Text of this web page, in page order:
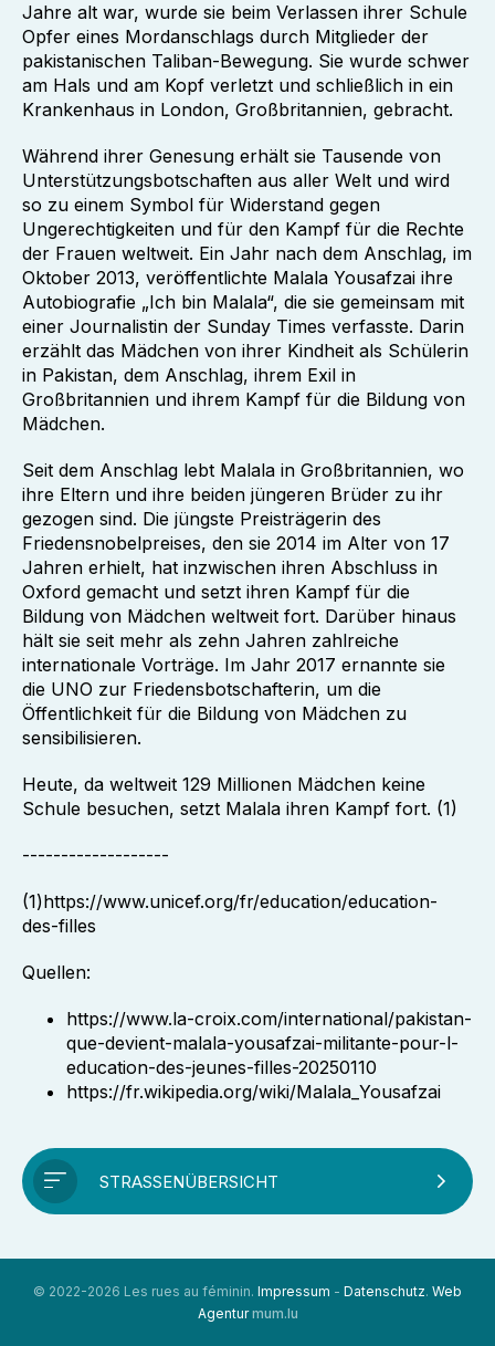
Jahre alt war, wurde sie beim Verlassen ihrer Schule
Opfer eines Mordanschlags durch Mitglieder der
pakistanischen Taliban-Bewegung. Sie wurde schwer
am Hals und am Kopf verletzt und schließlich in ein
Krankenhaus in London, Großbritannien, gebracht.
Während ihrer Genesung erhält sie Tausende von
Unterstützungsbotschaften aus aller Welt und wird
so zu einem Symbol für Widerstand gegen
Ungerechtigkeiten und für den Kampf für die Rechte
der Frauen weltweit. Ein Jahr nach dem Anschlag, im
Oktober 2013, veröffentlichte Malala Yousafzai ihre
Autobiografie „Ich bin Malala“, die sie gemeinsam mit
einer Journalistin der Sunday Times verfasste. Darin
erzählt das Mädchen von ihrer Kindheit als Schülerin
in Pakistan, dem Anschlag, ihrem Exil in
Großbritannien und ihrem Kampf für die Bildung von
Mädchen.
Seit dem Anschlag lebt Malala in Großbritannien, wo
ihre Eltern und ihre beiden jüngeren Brüder zu ihr
gezogen sind. Die jüngste Preisträgerin des
Friedensnobelpreises, den sie 2014 im Alter von 17
Jahren erhielt, hat inzwischen ihren Abschluss in
Oxford gemacht und setzt ihren Kampf für die
Bildung von Mädchen weltweit fort. Darüber hinaus
hält sie seit mehr als zehn Jahren zahlreiche
internationale Vorträge. Im Jahr 2017 ernannte sie
die UNO zur Friedensbotschafterin, um die
Öffentlichkeit für die Bildung von Mädchen zu
sensibilisieren.
Heute, da weltweit 129 Millionen Mädchen keine
Schule besuchen, setzt Malala ihren Kampf fort. (1)
-------------------
(1)https://www.unicef.org/fr/education/education-
des-filles
Quellen:
https://www.la-croix.com/international/pakistan-
que-devient-malala-yousafzai-militante-pour-l-
education-des-jeunes-filles-20250110
https://fr.wikipedia.org/wiki/Malala_Yousafzai
STRASSENÜBERSICHT
© 2022-2026 Les rues au féminin. Impressum - Datenschutz. Web
Agentur mum.lu